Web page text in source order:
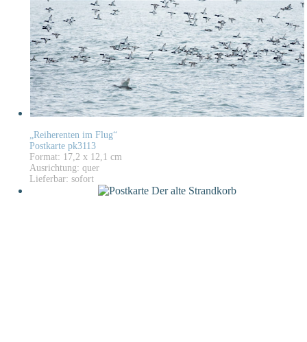
„Reiherenten im Flug“
Postkarte pk3113
Format: 17,2 x 12,1 cm
Ausrichtung: quer
Lieferbar: sofort